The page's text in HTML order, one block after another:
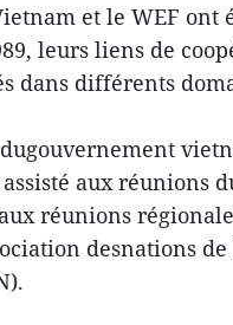
et le WEF ont
leurs liens de
dans différents
aux réunions
réunions
desnations